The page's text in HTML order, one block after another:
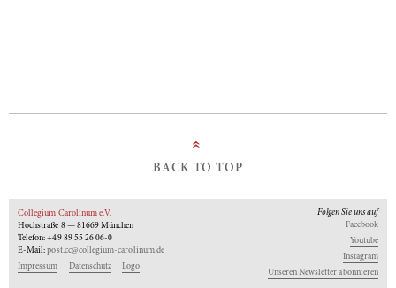
»
BACK TO TOP
Collegium Carolinum e.V.
Hochstraße 8 — 81669 München
Telefon: +49 89 55 26 06-0
E-Mail:post.cc@collegium-carolinum.de
Impressum
Datenschutz Logo
Folgen Sie uns auf
Facebook
Youtube
Instagram
Unseren Newsletter abonnieren